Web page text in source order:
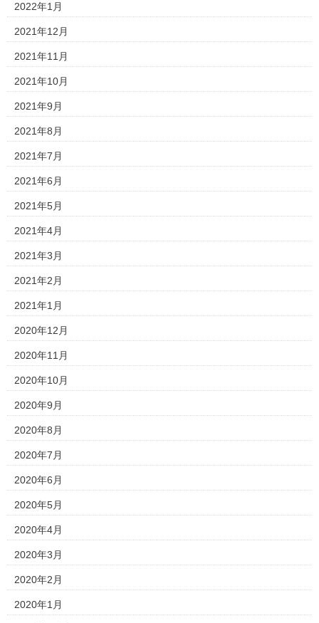
2022年1月
2021年12月
2021年11月
2021年10月
2021年9月
2021年8月
2021年7月
2021年6月
2021年5月
2021年4月
2021年3月
2021年2月
2021年1月
2020年12月
2020年11月
2020年10月
2020年9月
2020年8月
2020年7月
2020年6月
2020年5月
2020年4月
2020年3月
2020年2月
2020年1月